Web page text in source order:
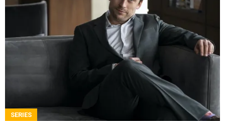
SERIES